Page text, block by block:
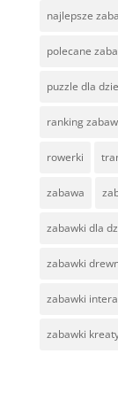
najlepsze
polecane
puzzle dla
ranking
rowerki
zabawa
zabawki dla
zabawki
zabawki
zabawki